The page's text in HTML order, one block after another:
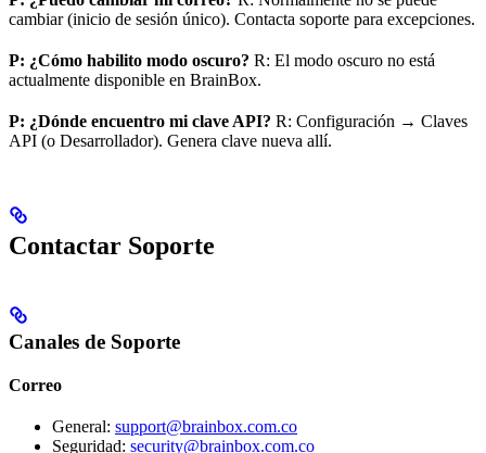
cambiar (inicio de sesión único). Contacta soporte para excepciones.
P: ¿Cómo habilito modo oscuro? R: El modo oscuro no está
actualmente disponible en BrainBox.
P: ¿Dónde encuentro mi clave API? R: Configuración → Claves
API (o Desarrollador). Genera clave nueva allí.
Contactar Soporte
Canales de Soporte
Correo
General: support@brainbox.com.co
Seguridad: security@brainbox.com.co